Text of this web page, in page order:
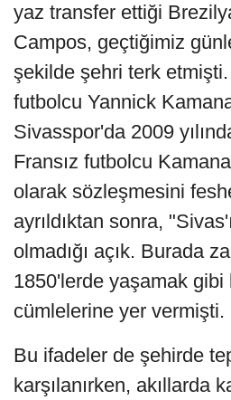
yaz transfer ettiği
Campos, geçtiğimiz
şekilde şehri terk etmişti.
futbolcu Yannick
Sivasspor'da 2009
Fransız futbolcu
olarak sözleşmesini
ayrıldıktan sonra,
olmadığı açık. Burada
1850'lerde yaşamak gibi
cümlelerine yer vermişti.
Bu ifadeler de şehirde
karşılanırken, akıllarda